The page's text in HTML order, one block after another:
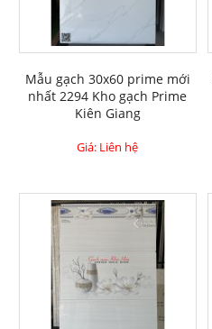
Mẫu gạch 30x60 prime mới
nhất 2294 Kho gạch Prime
Kiên Giang
Giá: Liên hệ